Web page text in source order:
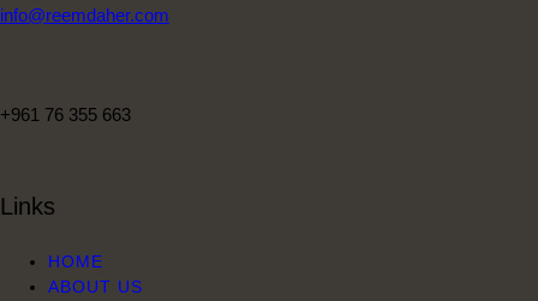
info@reemdaher.com
+961 76 355 663
Links
HOME
ABOUT US